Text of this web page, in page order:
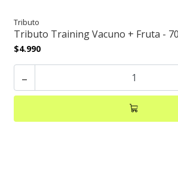
Tributo
Tributo Training Vacuno + Fruta -
$4.990
-